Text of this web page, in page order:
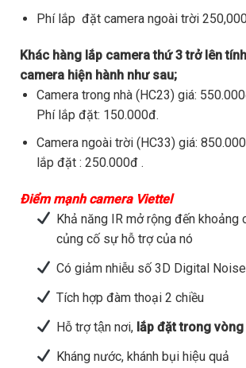
Phí lắp đặt camera ngoài trời
Khác hàng lắp camera thứ 3 trở lên
camera hiện hành như sau;
Camera trong nhà (HC23) giá:
Phí lắp đặt: 150.000đ.
Camera ngoài trời (HC33) giá:
lắp đặt : 250.000đ .
Điểm mạnh camera Viettel
Khả năng IR mở rộng đến khoảng
củng cố sự hỗ trợ của nó
Có giảm nhiễu số 3D Digital
Tích hợp đàm thoại 2 chiều
Hỗ trợ tận nơi,lắp đặt trong vòng
Kháng nước, khánh bụi hiệu quả